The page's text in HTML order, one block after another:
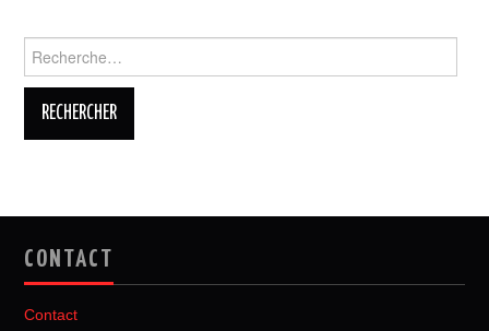
CONTACT
Contact